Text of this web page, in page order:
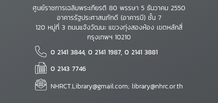
ศูนย์ราชการเฉลิมพระเกียรติ 80 พรรษา 5 ธันวาคม 2550
อาคารรัฐประศาสนภักดี (อาคารบี) ชั้น 7
120 หมู่ที่ 3 ถนนแจ้งวัฒนะ แขวงทุ่งสองห้อง เขตหลักสี่
กรุงเทพฯ 10210
0 2141 3844, 0 2141 1987, 0 2141 3881
0 2143 7746
NHRCT.Library@gmail.com; library@nhrc.or.th